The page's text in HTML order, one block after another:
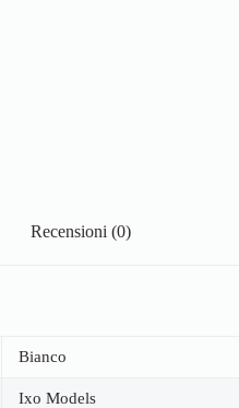
Recensioni (0)
Bianco
Ixo Models